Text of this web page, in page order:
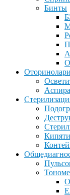
Бинты